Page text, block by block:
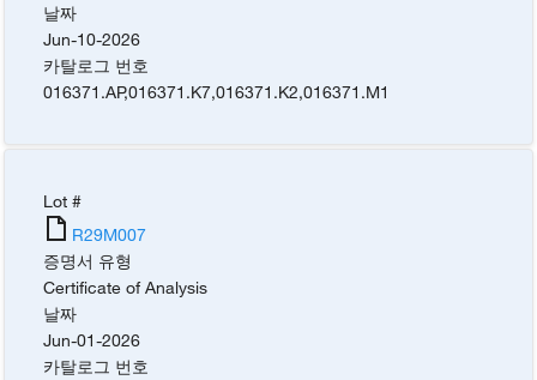
날짜
Jun-10-2026
카탈로그 번호
016371.AP,016371.K7,016371.K2,016371.M1
Lot #
R29M007
증명서 유형
Certificate of Analysis
날짜
Jun-01-2026
카탈로그 번호